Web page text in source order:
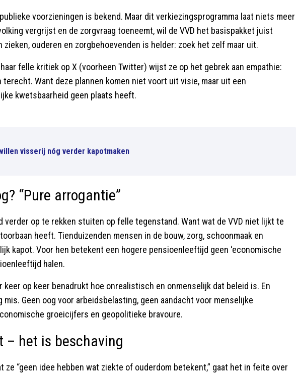
voorzieningen is bekend. Maar dit verkiezingsprogramma laat niets meer
vergrijst en de zorgvraag toeneemt, wil de VVD het basispakket juist
ouderen en zorgbehoevenden is helder: zoek het zelf maar uit.
felle kritiek op X (voorheen Twitter) wijst ze op het gebrek aan empathie:
terecht. Want deze plannen komen niet voort uit visie, maar uit een
kwetsbaarheid geen plaats heeft.
visserij nóg verder kapotmaken
“Pure arrogantie”
verder op te rekken stuiten op felle tegenstand. Want wat de VVD niet lijkt te
heeft. Tienduizenden mensen in de bouw, zorg, schoonmaak en
kapot. Voor hen betekent een hogere pensioenleeftijd geen ‘economische
halen.
keer op keer benadrukt hoe onrealistisch en onmenselijk dat beleid is. En
mis. Geen oog voor arbeidsbelasting, geen aandacht voor menselijke
groeicijfers en geopolitieke bravoure.
– het is beschaving
ze “geen idee hebben wat ziekte of ouderdom betekent,” gaat het in feite over